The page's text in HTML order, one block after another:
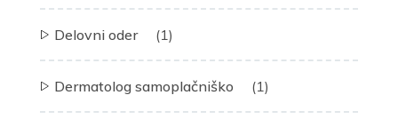
Delovni oder (1)
Dermatolog samoplačniško (1)